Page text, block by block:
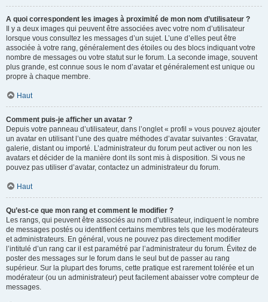
A quoi correspondent les images à proximité de mon nom d’utilisateur ?
Il y a deux images qui peuvent être associées avec votre nom d’utilisateur
lorsque vous consultez les messages d’un sujet. L’une d’elles peut être
associée à votre rang, généralement des étoiles ou des blocs indiquant votre
nombre de messages ou votre statut sur le forum. La seconde image, souvent
plus grande, est connue sous le nom d’avatar et généralement est unique ou
propre à chaque membre.
Haut
Comment puis-je afficher un avatar ?
Depuis votre panneau d’utilisateur, dans l’onglet « profil » vous pouvez ajouter
un avatar en utilisant l’une des quatre méthodes d’avatar suivantes : Gravatar,
galerie, distant ou importé. L’administrateur du forum peut activer ou non les
avatars et décider de la manière dont ils sont mis à disposition. Si vous ne
pouvez pas utiliser d’avatar, contactez un administrateur du forum.
Haut
Qu’est-ce que mon rang et comment le modifier ?
Les rangs, qui peuvent être associés au nom d’utilisateur, indiquent le nombre
de messages postés ou identifient certains membres tels que les modérateurs
et administrateurs. En général, vous ne pouvez pas directement modifier
l’intitulé d’un rang car il est paramétré par l’administrateur du forum. Évitez de
poster des messages sur le forum dans le seul but de passer au rang
supérieur. Sur la plupart des forums, cette pratique est rarement tolérée et un
modérateur (ou un administrateur) peut facilement abaisser votre compteur de
messages.